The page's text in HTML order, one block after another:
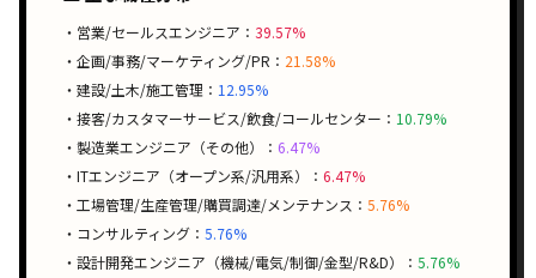
・営業/セールスエンジニア： 39.57%
・企画/事務/マーケティング/PR： 21.58%
・建設/土木/施工管理： 12.95%
・接客/カスタマーサービス/飲食/コールセンター： 10.79%
・製造業エンジニア（その他）： 6.47%
・ITエンジニア（オープン系/汎用系）： 6.47%
・工場管理/生産管理/購買調達/メンテナンス： 5.76%
・コンサルティング： 5.76%
・設計開発エンジニア（機械/電気/制御/金型/R&D）： 5.76%